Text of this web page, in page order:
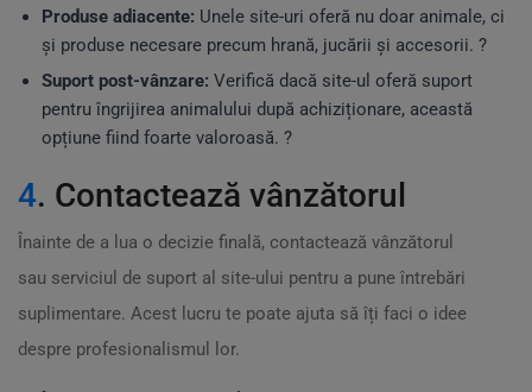
Produse adiacente: Unele site-uri oferă nu doar animale, ci
și produse necesare precum hrană, jucării și accesorii. ?
Suport post-vânzare: Verifică dacă site-ul oferă suport
pentru îngrijirea animalului după achiziționare, această
opțiune fiind foarte valoroasă. ?
4. Contactează vânzătorul
Înainte de a lua o decizie finală, contactează vânzătorul
sau serviciul de suport al site-ului pentru a pune întrebări
suplimentare. Acest lucru te poate ajuta să îți faci o idee
despre profesionalismul lor.